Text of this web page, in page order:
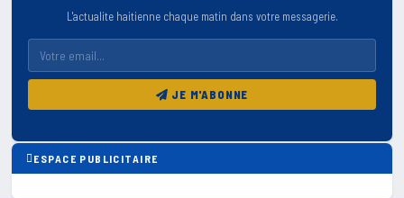
L'actualite haitienne chaque matin dans votre messagerie.
JE M'ABONNE
ESPACE PUBLICITAIRE